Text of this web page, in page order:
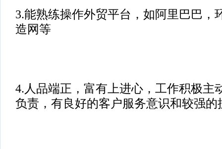
3.能熟练操作外贸平台，如阿里巴巴，
造网等
4.人品端正，富有上进心，工作积极主
负责，有良好的客户服务意识和较强的